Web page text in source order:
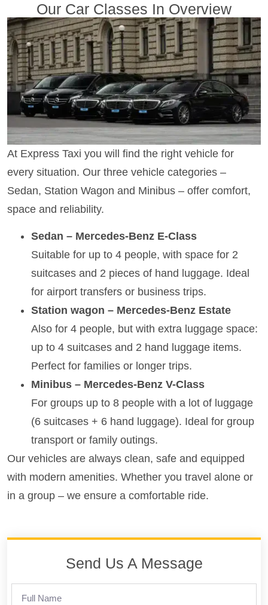
Our Car Classes In Overview
At Express Taxi you will find the right vehicle for
every situation. Our three vehicle categories –
Sedan, Station Wagon and Minibus – offer comfort,
space and reliability.
Sedan – Mercedes-Benz E-Class
Suitable for up to 4 people, with space for 2
suitcases and 2 pieces of hand luggage. Ideal
for airport transfers or business trips.
Station wagon – Mercedes-Benz Estate
Also for 4 people, but with extra luggage space:
up to 4 suitcases and 2 hand luggage items.
Perfect for families or longer trips.
Minibus – Mercedes-Benz V-Class
For groups up to 8 people with a lot of luggage
(6 suitcases + 6 hand luggage). Ideal for group
transport or family outings.
Our vehicles are always clean, safe and equipped
with modern amenities. Whether you travel alone or
in a group – we ensure a comfortable ride.
Send Us A Message